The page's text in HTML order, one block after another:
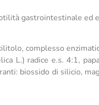
gastrointestinale ed
complesso
L.) radice e.s. 4:1,
biossido di silicio,